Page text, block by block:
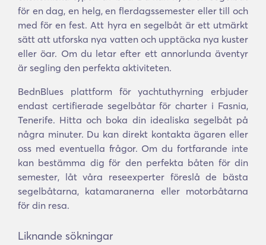
för en dag, en helg, en flerdagssemester eller till och
med för en fest. Att hyra en segelbåt är ett utmärkt
sätt att utforska nya vatten och upptäcka nya kuster
eller öar. Om du letar efter ett annorlunda äventyr
är segling den perfekta aktiviteten.
BednBlues plattform för yachtuthyrning erbjuder
endast certifierade segelbåtar för charter i Fasnia,
Tenerife. Hitta och boka din idealiska segelbåt på
några minuter. Du kan direkt kontakta ägaren eller
oss med eventuella frågor. Om du fortfarande inte
kan bestämma dig för den perfekta båten för din
semester, låt våra reseexperter föreslå de bästa
segelbåtarna, katamaranerna eller motorbåtarna
för din resa.
Liknande sökningar